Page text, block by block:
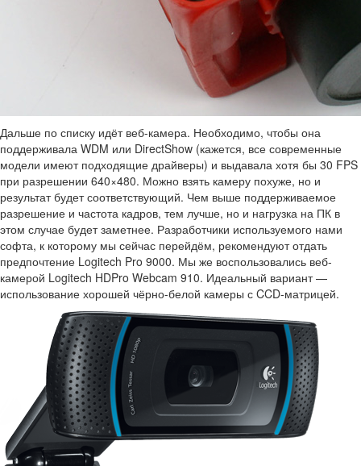
Дальше по списку идёт веб-камера. Необходимо, чтобы она
поддерживала WDM или DirectShow (кажется, все современные
модели имеют подходящие драйверы) и выдавала хотя бы 30 FPS
при разрешении 640×480. Можно взять камеру похуже, но и
результат будет соответствующий. Чем выше поддерживаемое
разрешение и частота кадров, тем лучше, но и нагрузка на ПК в
этом случае будет заметнее. Разработчики используемого нами
софта, к которому мы сейчас перейдём, рекомендуют отдать
предпочтение Logitech Pro 9000. Мы же воспользовались веб-
камерой Logitech HDPro Webcam 910. Идеальный вариант —
использование хорошей чёрно-белой камеры с CCD-матрицей.